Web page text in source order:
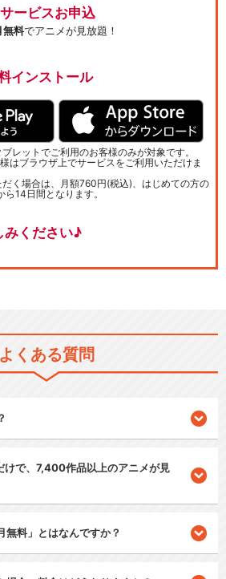
ービスお申込
無料でアニメが見放題！
インストール
レットでご利用のお客様のみが対象です。
はブラウザ上でサービスをご利用いただけま
く場合は、月額760円(税込)、はじめての方の
14日間となります。
みください♪
よくある質問
で、7,400作品以上のアニメが見
無料」とはなんですか？